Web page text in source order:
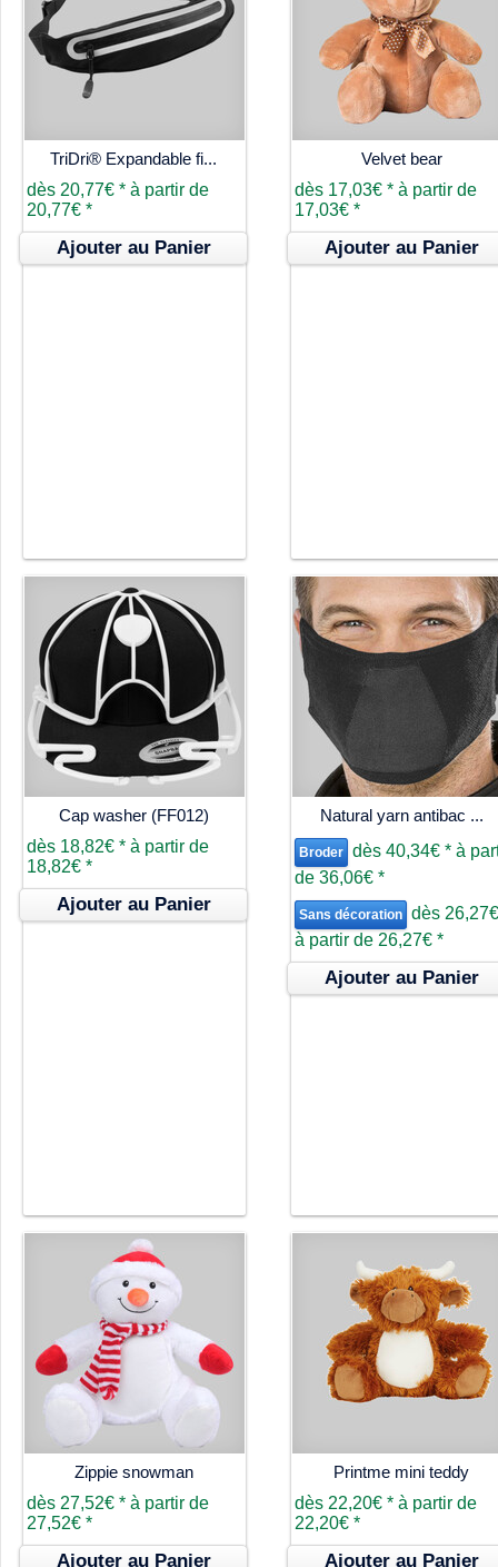
TriDri® Expandable fi...
dès 20,77€ * à partir de
20,77€ *
Ajouter au Panier
Velvet bear
dès 17,03€ * à partir de
17,03€ *
Ajouter au Panier
Cap washer (FF012)
dès 18,82€ * à partir de
18,82€ *
Ajouter au Panier
Natural yarn antibac ...
Broder dès 40,34€ * à
de 36,06€ *
Sans décoration dès
à partir de 26,27€ *
Ajouter au Panier
Zippie snowman
dès 27,52€ * à partir de
27,52€ *
Ajouter au Panier
Printme mini teddy
dès 22,20€ * à partir de
22,20€ *
Ajouter au Panier